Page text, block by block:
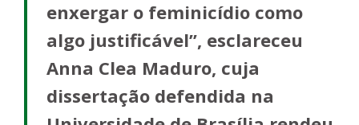
enxergar o feminicídio como
algo justificável”, esclareceu
Anna Clea Maduro, cuja
dissertação defendida na